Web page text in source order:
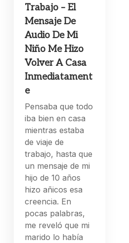
Trabajo – El
Mensaje De
Audio De Mi
Niño Me Hizo
Volver A Casa
Inmediatament
e
Pensaba que todo
iba bien en casa
mientras estaba
de viaje de
trabajo, hasta que
un mensaje de mi
hijo de 10 años
hizo añicos esa
creencia. En
pocas palabras,
me reveló que mi
marido lo había